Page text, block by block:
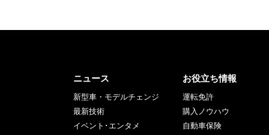
ニュース
新型車・モデルチェンジ
最新技術
イベント･エンタメ
お役立ち情報
運転免許
購入ノウハウ
自動車保険